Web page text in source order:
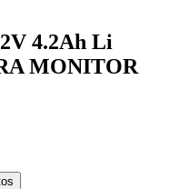
4.2Ah Li
MONITOR